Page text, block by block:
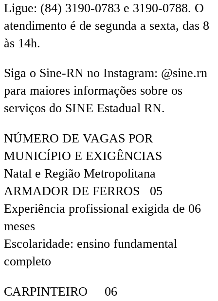
Ligue: (84) 3190-0783 e 3190-0788. O
atendimento é de segunda a sexta, das 8
às 14h.
Siga o Sine-RN no Instagram: @sine.rn
para maiores informações sobre os
serviços do SINE Estadual RN.
NÚMERO DE VAGAS POR
MUNICÍPIO E EXIGÊNCIAS
Natal e Região Metropolitana
ARMADOR DE FERROS 05
Experiência profissional exigida de 06
meses
Escolaridade: ensino fundamental
completo
CARPINTEIRO 06